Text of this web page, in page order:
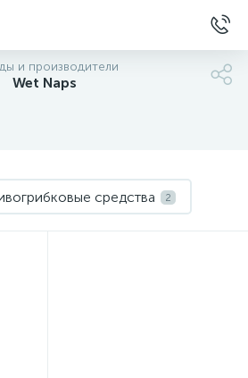
и производители
Wet Naps
средства 2